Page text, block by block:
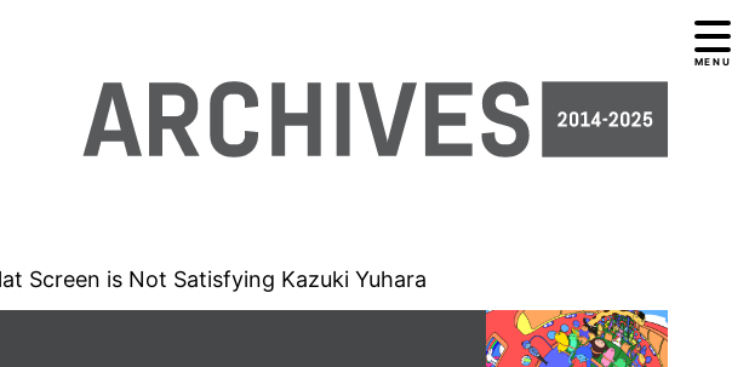
MENU
Screen is Not Satisfying Kazuki Yuhara